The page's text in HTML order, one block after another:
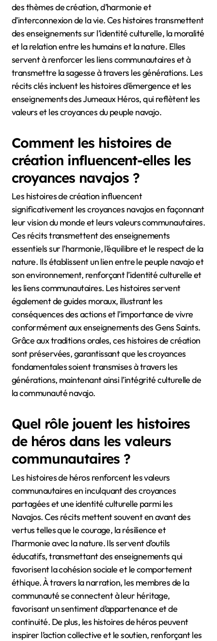
des thèmes de création, d’harmonie et
d’interconnexion de la vie. Ces histoires transmettent
des enseignements sur l’identité culturelle, la moralité
et la relation entre les humains et la nature. Elles
servent à renforcer les liens communautaires et à
transmettre la sagesse à travers les générations. Les
récits clés incluent les histoires d’émergence et les
enseignements des Jumeaux Héros, qui reflètent les
valeurs et les croyances du peuple navajo.
Comment les histoires de
création influencent-elles les
croyances navajos ?
Les histoires de création influencent
significativement les croyances navajos en façonnant
leur vision du monde et leurs valeurs communautaires.
Ces récits transmettent des enseignements
essentiels sur l’harmonie, l’équilibre et le respect de la
nature. Ils établissent un lien entre le peuple navajo et
son environnement, renforçant l’identité culturelle et
les liens communautaires. Les histoires servent
également de guides moraux, illustrant les
conséquences des actions et l’importance de vivre
conformément aux enseignements des Gens Saints.
Grâce aux traditions orales, ces histoires de création
sont préservées, garantissant que les croyances
fondamentales soient transmises à travers les
générations, maintenant ainsi l’intégrité culturelle de
la communauté navajo.
Quel rôle jouent les histoires
de héros dans les valeurs
communautaires ?
Les histoires de héros renforcent les valeurs
communautaires en inculquant des croyances
partagées et une identité culturelle parmi les
Navajos. Ces récits mettent souvent en avant des
vertus telles que le courage, la résilience et
l’harmonie avec la nature. Ils servent d’outils
éducatifs, transmettant des enseignements qui
favorisent la cohésion sociale et le comportement
éthique. À travers la narration, les membres de la
communauté se connectent à leur héritage,
favorisant un sentiment d’appartenance et de
continuité. De plus, les histoires de héros peuvent
inspirer l’action collective et le soutien, renforçant les